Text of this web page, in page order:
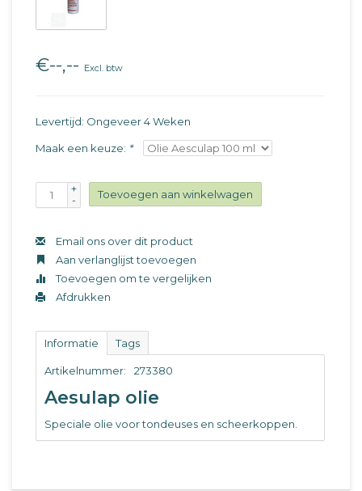
€--,-- Excl. btw
Levertijd: Ongeveer 4 Weken
Maak een keuze: *
+
-
Toevoegen aan winkelwagen
Email ons over dit product
Aan verlanglijst toevoegen
Toevoegen om te vergelijken
Afdrukken
Informatie Tags
Artikelnummer: 273380
Aesulap olie
Speciale olie voor tondeuses en scheerkoppen.